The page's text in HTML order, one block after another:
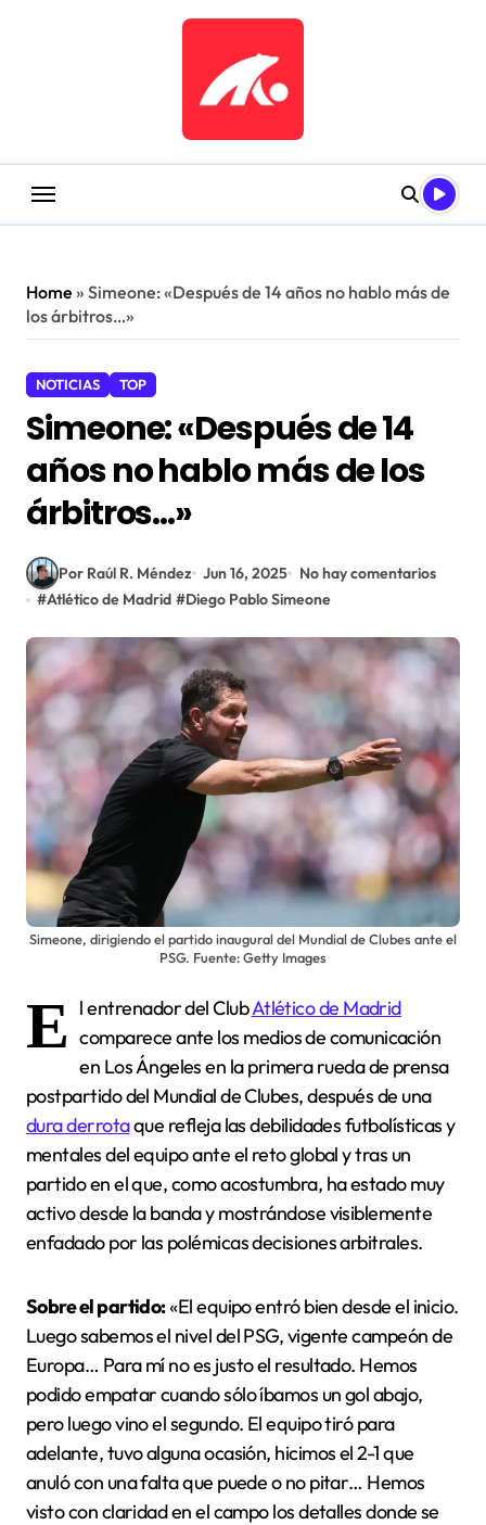
Home » Simeone: «Después de 14 años no hablo más de
los árbitros…»
NOTICIAS TOP
Simeone: «Después de 14
años no hablo más de los
árbitros…»
Por Raúl R. Méndez Jun 16, 2025
No hay comentarios
#Atlético de Madrid #Diego Pablo Simeone
Simeone, dirigiendo el partido inaugural del Mundial de Clubes ante el
PSG. Fuente: Getty Images
E l entrenador del ClubAtlético de Madrid
comparece ante los medios de comunicación
en Los Ángeles en la primera rueda de prensa
postpartido del Mundial de Clubes, después de una
dura derrotaque refleja las debilidades futbolísticas y
mentales del equipo ante el reto global y tras un
partido en el que, como acostumbra, ha estado muy
activo desde la banda y mostrándose visiblemente
enfadado por las polémicas decisiones arbitrales.
Sobre el partido:«El equipo entró bien desde el inicio.
Luego sabemos el nivel del PSG, vigente campeón de
Europa… Para mí no es justo el resultado. Hemos
podido empatar cuando sólo íbamos un gol abajo,
pero luego vino el segundo. El equipo tiró para
adelante, tuvo alguna ocasión, hicimos el 2-1 que
anuló con una falta que puede o no pitar… Hemos
visto con claridad en el campo los detalles donde se